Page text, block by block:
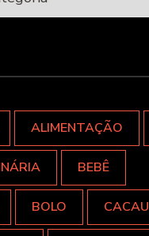
ALIMENTAÇÃO
BEBÊ
BOLO CACAU